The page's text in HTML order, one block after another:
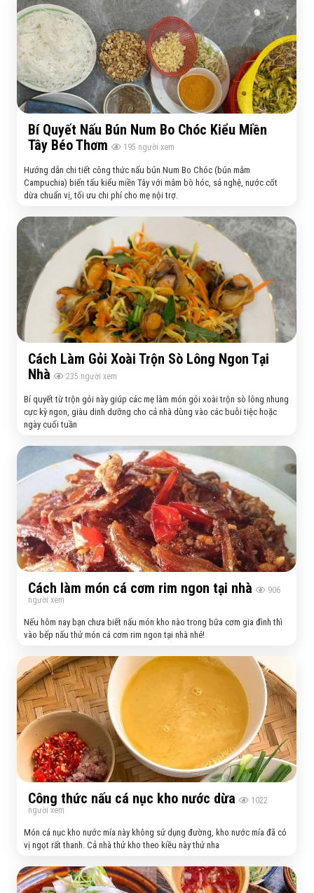
Bí Quyết Nấu Bún Num Bo Chóc Kiểu Miền
Tây Béo Thơm
195 người xem
Hướng dẫn chi tiết công thức nấu bún Num Bo Chóc (bún mắm
Campuchia) biến tấu kiểu miền Tây với mắm bò hóc, sả nghệ, nước cốt
dừa chuẩn vị, tối ưu chi phí cho mẹ nội trợ.
Cách Làm Gỏi Xoài Trộn Sò Lông Ngon Tại
Nhà
235 người xem
Bí quyết từ trộn gỏi này giúp các mẹ làm món gỏi xoài trộn sò lông nhung
cực kỳ ngon, giàu dinh dưỡng cho cả nhà dùng vào các buỗi tiệc hoặc
ngày cuối tuần
Cách làm món cá cơm rim ngon tại nhà
906
người xem
Nếu hôm nay bạn chưa biết nấu món kho nào trong bữa cơm gia đình thì
vào bếp nấu thử món cá cơm rim ngon tại nhà nhé!
Công thức nấu cá nục kho nước dừa
1022
người xem
Món cá nục kho nước mía này không sử dụng đường, kho nước mía đã có
vị ngọt rất thanh. Cả nhà thử kho theo kiều này thử nha